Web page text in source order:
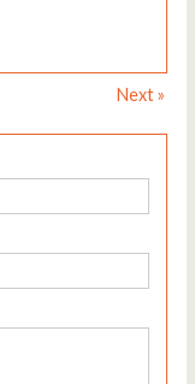
Next »